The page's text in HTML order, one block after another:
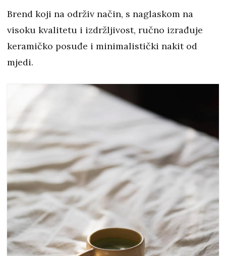
Brend koji na održiv način, s naglaskom na
visoku kvalitetu i izdržljivost, ručno izrađuje
keramičko posuđe i minimalistički nakit od
mjedi.